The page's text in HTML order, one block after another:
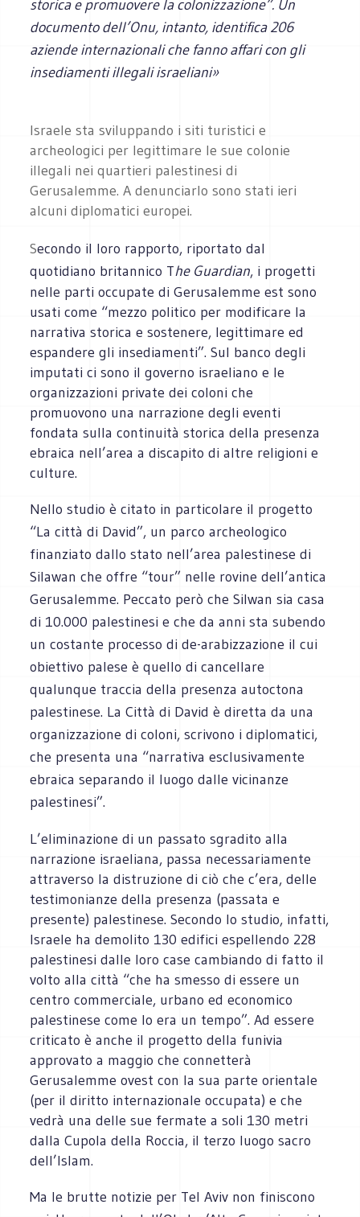
storica e promuovere la colonizzazione”. Un
documento dell’Onu, intanto, identifica 206
aziende internazionali che fanno affari con gli
insediamenti illegali israeliani»
Israele sta sviluppando i siti turistici e
archeologici per legittimare le sue colonie
illegali nei quartieri palestinesi di
Gerusalemme. A denunciarlo sono stati ieri
alcuni diplomatici europei.
Secondo il loro rapporto, riportato dal
quotidiano britannico The Guardian, i progetti
nelle parti occupate di Gerusalemme est sono
usati come “mezzo politico per modificare la
narrativa storica e sostenere, legittimare ed
espandere gli insediamenti”. Sul banco degli
imputati ci sono il governo israeliano e le
organizzazioni private dei coloni che
promuovono una narrazione degli eventi
fondata sulla continuità storica della presenza
ebraica nell’area a discapito di altre religioni e
culture.
Nello studio è citato in particolare il progetto
“La città di David”, un parco archeologico
finanziato dallo stato nell’area palestinese di
Silawan che offre “tour” nelle rovine dell’antica
Gerusalemme. Peccato però che Silwan sia casa
di 10.000 palestinesi e che da anni sta subendo
un costante processo di de-arabizzazione il cui
obiettivo palese è quello di cancellare
qualunque traccia della presenza autoctona
palestinese. La Città di David è diretta da una
organizzazione di coloni, scrivono i diplomatici,
che presenta una “narrativa esclusivamente
ebraica separando il luogo dalle vicinanze
palestinesi”.
L’eliminazione di un passato sgradito alla
narrazione israeliana, passa necessariamente
attraverso la distruzione di ciò che c’era, delle
testimonianze della presenza (passata e
presente) palestinese. Secondo lo studio, infatti,
Israele ha demolito 130 edifici espellendo 228
palestinesi dalle loro case cambiando di fatto il
volto alla città “che ha smesso di essere un
centro commerciale, urbano ed economico
palestinese come lo era un tempo”. Ad essere
criticato è anche il progetto della funivia
approvato a maggio che connetterà
Gerusalemme ovest con la sua parte orientale
(per il diritto internazionale occupata) e che
vedrà una delle sue fermate a soli 130 metri
dalla Cupola della Roccia, il terzo luogo sacro
dell’Islam.
Ma le brutte notizie per Tel Aviv non finiscono